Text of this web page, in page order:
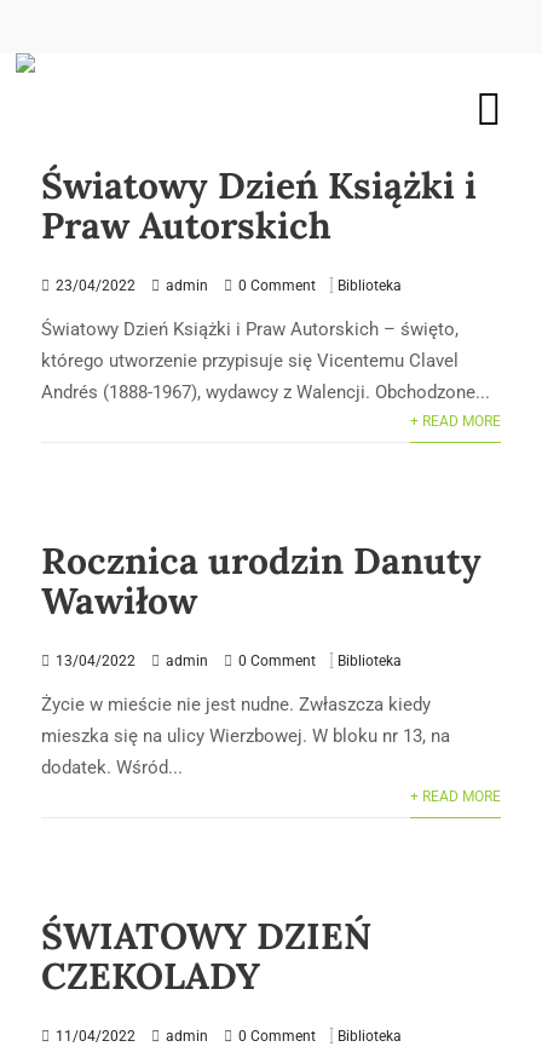
Światowy Dzień Książki i
Praw Autorskich
23/04/2022 admin 0 Comment Biblioteka
Światowy Dzień Książki i Praw Autorskich – święto,
którego utworzenie przypisuje się Vicentemu Clavel
Andrés (1888-1967), wydawcy z Walencji. Obchodzone...
+ READ MORE
Rocznica urodzin Danuty
Wawiłow
13/04/2022 admin 0 Comment Biblioteka
Życie w mieście nie jest nudne. Zwłaszcza kiedy
mieszka się na ulicy Wierzbowej. W bloku nr 13, na
dodatek. Wśród...
+ READ MORE
ŚWIATOWY DZIEŃ
CZEKOLADY
11/04/2022 admin 0 Comment Biblioteka